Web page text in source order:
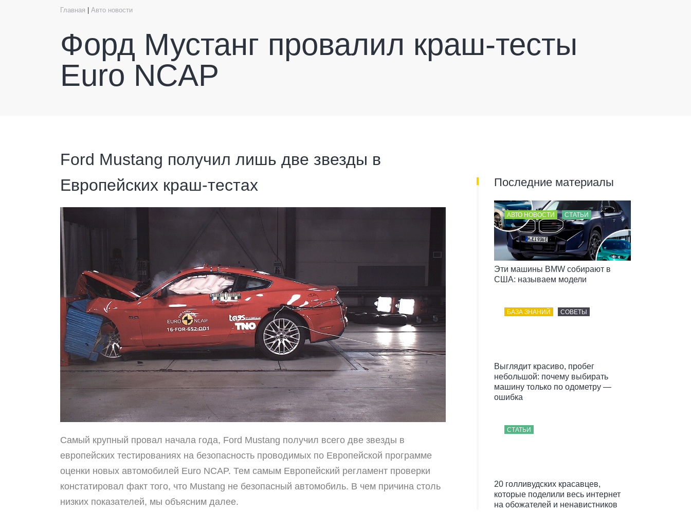
Главная Авто новости
Форд Мустанг провалил краш-тесты
Euro NCAP
Ford Mustang получил лишь две звезды в
Европейских краш-тестах
Самый крупный провал начала года, Ford Mustang получил всего две звезды в
европейских тестированиях на безопасность проводимых по Европейской программе
оценки новых автомобилей Euro NCAP. Тем самым Европейский регламент проверки
констатировал факт того, что Mustang не безопасный автомобиль. В чем причина столь
низких показателей, мы объясним далее.
Последние материалы
АВТО НОВОСТИ СТАТЬИ
Эти машины BMW собирают в
США: называем модели
БАЗА ЗНАНИЙ СОВЕТЫ
Выглядит красиво, пробег
небольшой: почему выбирать
машину только по одометру —
ошибка
СТАТЬИ
20 голливудских красавцев,
которые поделили весь интернет
на обожателей и ненавистников